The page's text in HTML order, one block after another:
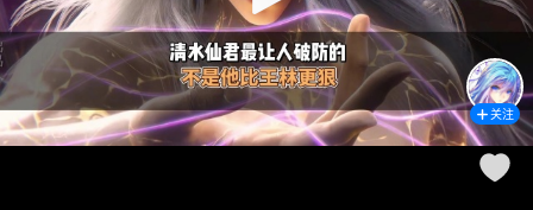
关注